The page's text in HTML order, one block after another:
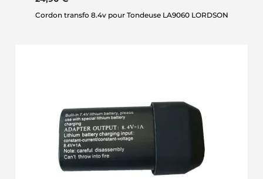
Cordon transfo 8.4v pour Tondeuse LA9060 LORDSON